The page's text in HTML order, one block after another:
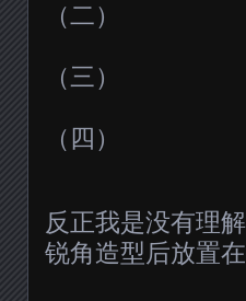
（二）
（三）
（四）
反正我是没有理
锐角造型后放置